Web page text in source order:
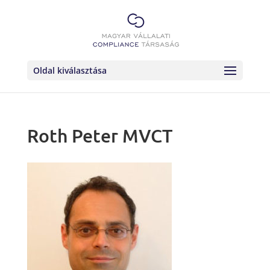
Oldal kiválasztása
Roth Peter MVCT